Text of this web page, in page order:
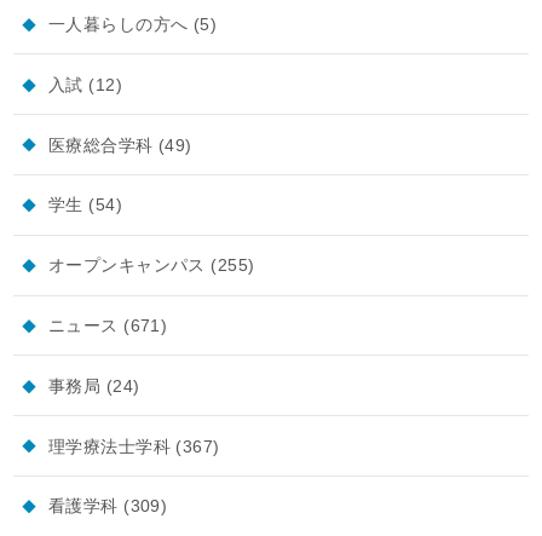
一人暮らしの方へ (5)
入試 (12)
医療総合学科 (49)
学生 (54)
オープンキャンパス (255)
ニュース (671)
事務局 (24)
理学療法士学科 (367)
看護学科 (309)